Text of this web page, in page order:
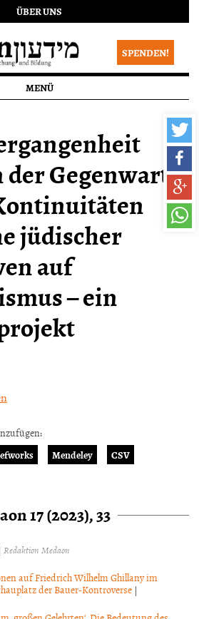
ÜBER UNS
SPENDEN!
MENÜ
Gegenwart
jüdischer
auf
– ein
Mendeley CSV
17 (2023), 33
|Redaktion Medaon
auf Friedrich Wilhelm Ghillany im
der Bauer-Kontroverse |